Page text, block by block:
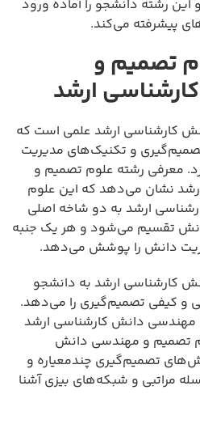
رشته دانشجو را آماده ورود
پیشرفته می‌کند.
تصمیم و
ارشد
کارشناسی ارشد علمی است که
و تکنیک‌های مدیریت
معرفی رشته علوم تصمیم و
نشان می‌دهد که این علوم
ارشد به دو شاخه اصلی
تقسیم می‌شود و هر یک جنبه
دانش را پوشش می‌دهد.
کارشناسی ارشد به دانشجو
کیفی تصمیم‌گیری را می‌دهد.
دانش کارشناسی ارشد
تصمیم و مهندسی دانش
تصمیم‌گیری چندمعیاره و
مراتبی و شبکه‌های بیزی آشنا